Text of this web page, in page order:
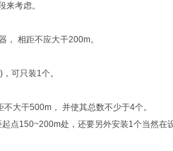
考虑。
， 相距不应大干200m。
可只装1个。
大干500m， 并使其总数不少于4个。
点150~200m处，还要另外安装1个当然